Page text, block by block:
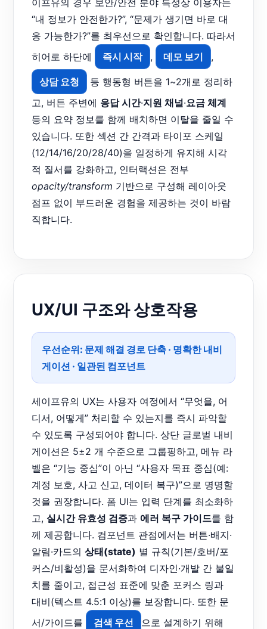
“내 정보가 안전한가?”, “문제가 생기면 바로 대
응 가능한가?”를 최우선으로 확인합니다. 따라서
히어로 하단에
즉시 시작 , 데모 보기 ,
상담 요청
등 행동형 버튼을 1~2개로 정리하
고, 버튼 주변에 응답 시간·지원 채널·요금 체계
등의 요약 정보를 함께 배치하면 이탈을 줄일 수
있습니다. 또한 섹션 간 간격과 타이포 스케일
(12/14/16/20/28/40)을 일정하게 유지해 시각
적 질서를 강화하고, 인터랙션은 전부
opacity/transform 기반으로 구성해 레이아웃
점프 없이 부드러운 경험을 제공하는 것이 바람
직합니다.
UX/UI 구조와 상호작용
우선순위: 문제 해결 경로 단축 · 명확한 내비
게이션 · 일관된 컴포넌트
세이프유의 UX는 사용자 여정에서 “무엇을, 어
디서, 어떻게” 처리할 수 있는지를 즉시 파악할
수 있도록 구성되어야 합니다. 상단 글로벌 내비
게이션은 5±2 개 수준으로 그룹핑하고, 메뉴 라
벨은 “기능 중심”이 아닌 “사용자 목표 중심(예:
계정 보호, 사고 신고, 데이터 복구)”으로 명명할
것을 권장합니다. 폼 UI는 입력 단계를 최소화하
고, 실시간 유효성 검증과 에러 복구 가이드를 함
께 제공합니다. 컴포넌트 관점에서는 버튼·배지·
알림·카드의 상태(state) 별 규칙(기본/호버/포
커스/비활성)을 문서화하여 디자인·개발 간 불일
치를 줄이고, 접근성 표준에 맞춘 포커스 링과
대비(텍스트 4.5:1 이상)를 보장합니다. 또한 문
서/가이드를
검색 우선
으로 설계하기 위해